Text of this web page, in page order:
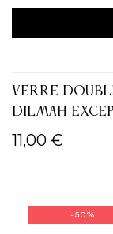
VERRE
DILMAH
11,00 €
-50%